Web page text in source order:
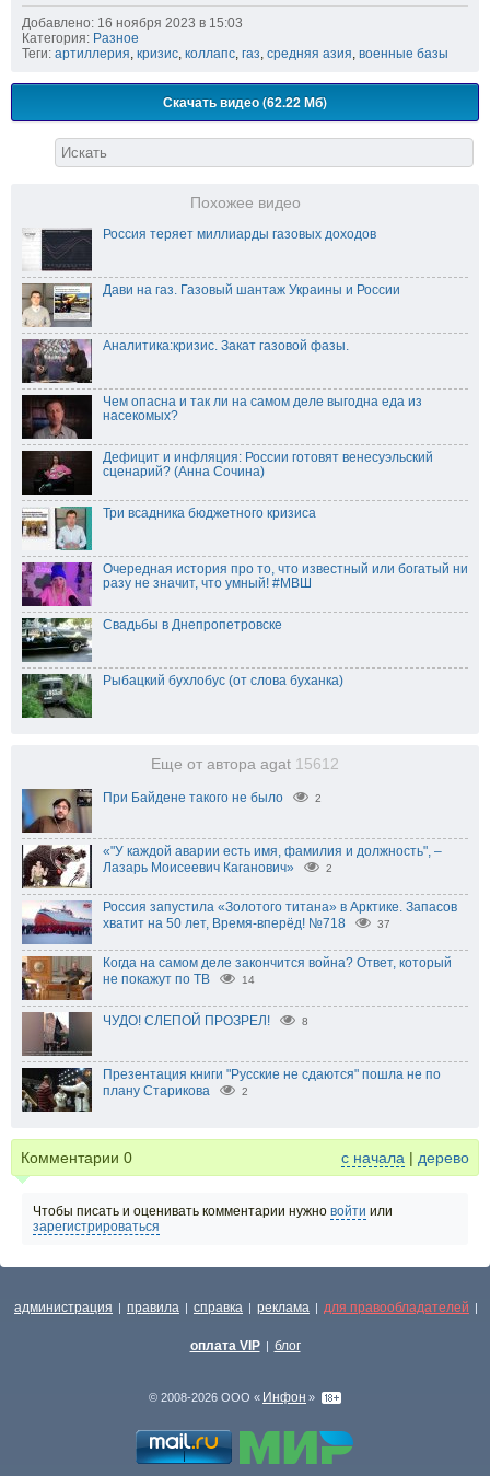
Добавлено: 16 ноября 2023 в 15:03
Категория: Разное
Теги: артиллерия, кризис, коллапс, газ, средняя азия, военные базы
Скачать видео (62.22 Мб)
Похожее видео
Россия теряет миллиарды газовых доходов
Дави на газ. Газовый шантаж Украины и России
Аналитика:кризис. Закат газовой фазы.
Чем опасна и так ли на самом деле выгодна еда из
насекомых?
Дефицит и инфляция: России готовят венесуэльский
сценарий? (Анна Сочина)
Три всадника бюджетного кризиса
Очередная история про то, что известный или богатый ни
разу не значит, что умный! #МВШ
Свадьбы в Днепропетровске
Рыбацкий бухлобус (от слова буханка)
Еще от автора agat 15612
При Байдене такого не было 2
«"У каждой аварии есть имя, фамилия и должность", –
Лазарь Моисеевич Каганович»
2
Россия запустила «Золотого титана» в Арктике. Запасов
хватит на 50 лет, Время-вперёд! №718
37
Когда на самом деле закончится война? Ответ, который
не покажут по ТВ
14
ЧУДО! СЛЕПОЙ ПРОЗРЕЛ! 8
Презентация книги "Русские не сдаются" пошла не по
плану Старикова
2
Комментарии 0 с начала | дерево
Чтобы писать и оценивать комментарии нужно войти или
зарегистрироваться
администрация | правила | справка | реклама | для правообладателей |
оплата VIP | блог
© 2008-2026 ООО « Инфон »